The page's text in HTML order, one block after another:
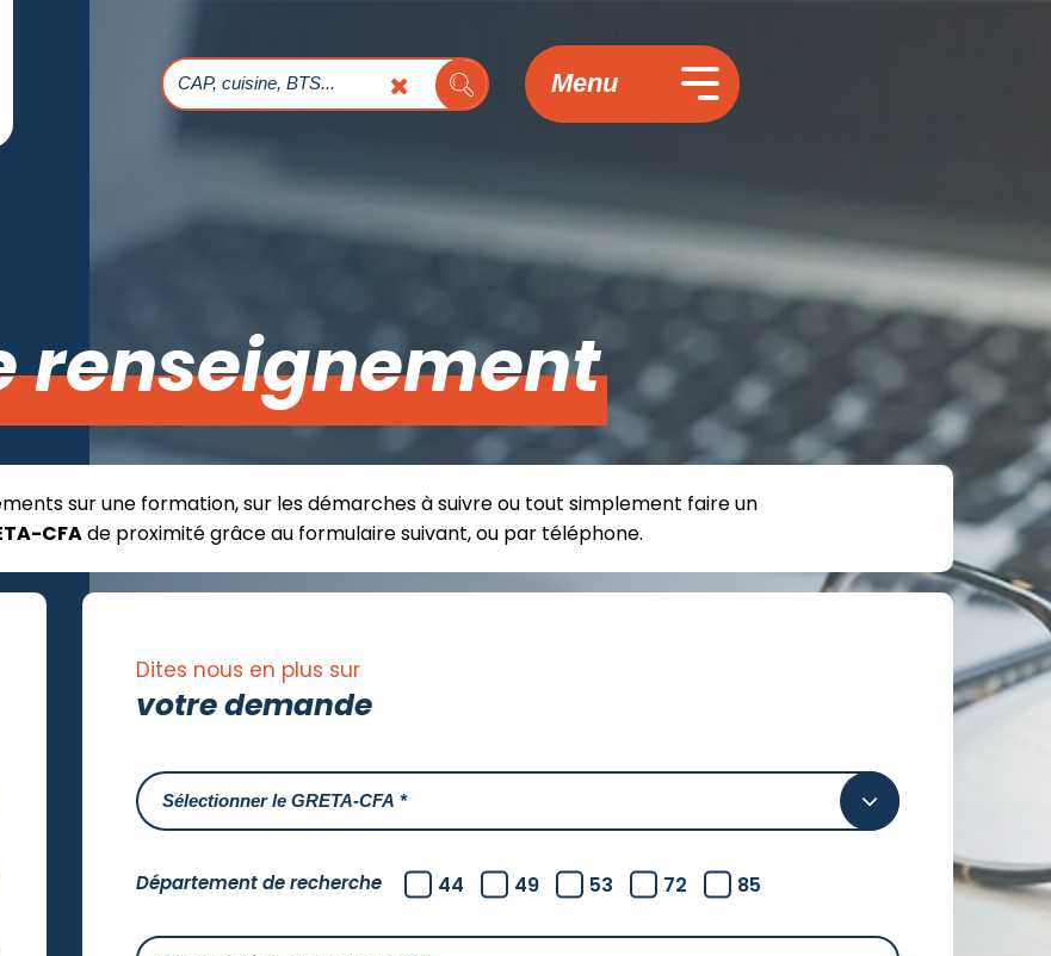
Menu
renseignement
sur une formation, sur les démarches à suivre ou tout simplement faire un
CFAde proximité grâce au formulaire suivant, ou par téléphone.
Dites nous en plus sur
votre demande
Département de recherche 44 49 53 72 85